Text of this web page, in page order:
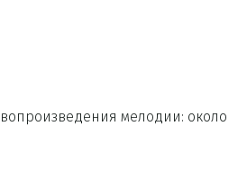
белый
см
мелодии: около